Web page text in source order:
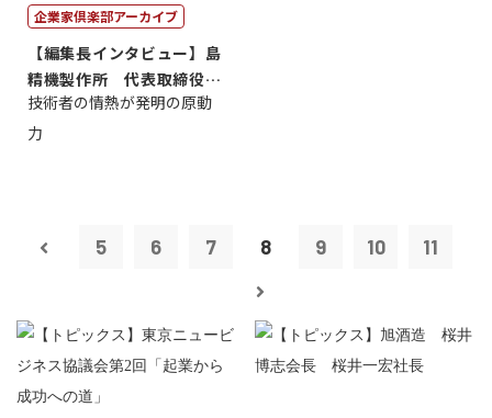
企業家倶楽部アーカイブ
【編集長インタビュー】島
精機製作所 代表取締役
社 長 島 正...
技術者の情熱が発明の原動
力
5 6 7 8 9 10 11